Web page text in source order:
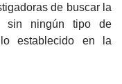
de buscar la
sin ningún tipo de
establecido en la